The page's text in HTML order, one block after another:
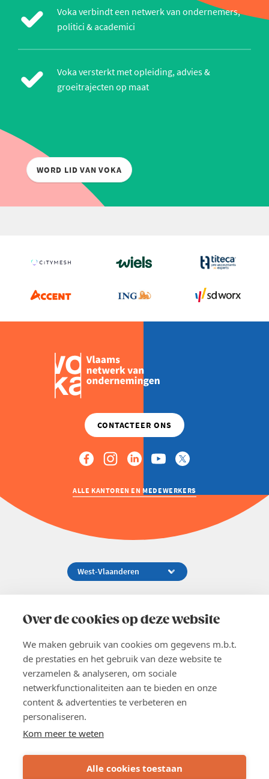
Over de cookies op deze website
We maken gebruik van cookies om gegevens m.b.t.
de prestaties en het gebruik van deze website te
verzamelen & analyseren, om sociale
netwerkfunctionaliteiten aan te bieden en onze
content & advertenties te verbeteren en
personaliseren.
Kom meer te weten
Alle cookies toestaan
Voka verbindt een netwerk van ondernemers,
politici & academici
Voka versterkt met opleiding, advies &
groeitrajecten op maat
WORD LID VAN VOKA
ALLE KANTOREN EN MEDEWERKERS
02 229 81 11
EN
Word lid
Voka 2026